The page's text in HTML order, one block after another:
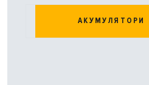
АКУМУЛЯТОРИ